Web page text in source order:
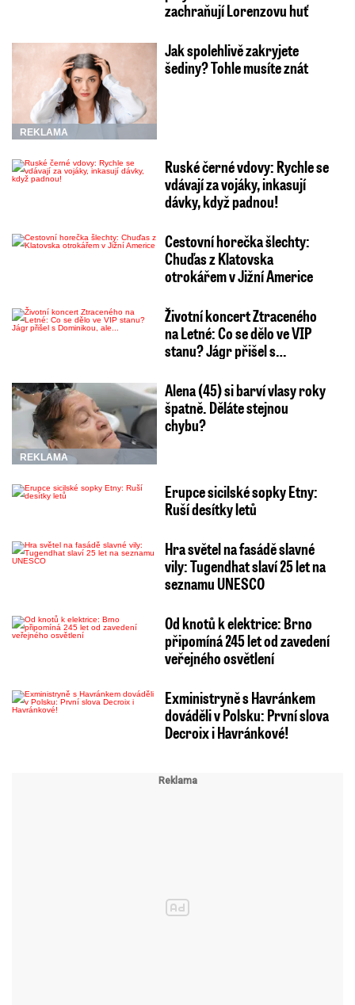
zachraňují Lorenzovu huť
REKLAMA
Jak spolehlivě zakryjete
šediny? Tohle musíte znát
Ruské černé vdovy: Rychle se
vdávají za vojáky, inkasují
dávky, když padnou!
Cestovní horečka šlechty:
Chuďas z Klatovska
otrokářem v Jižní Americe
Životní koncert Ztraceného
na Letné: Co se dělo ve VIP
stanu? Jágr přišel s…
REKLAMA
Alena (45) si barví vlasy roky
špatně. Děláte stejnou
chybu?
Erupce sicilské sopky Etny:
Ruší desítky letů
Hra světel na fasádě slavné
vily: Tugendhat slaví 25 let na
seznamu UNESCO
Od knotů k elektrice: Brno
připomíná 245 let od zavedení
veřejného osvětlení
Exministryně s Havránkem
dováděli v Polsku: První slova
Decroix i Havránkové!